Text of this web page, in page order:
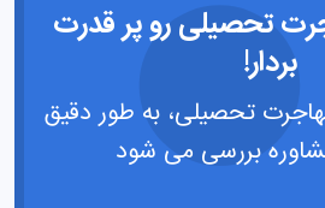
تحصیلی رو پر قدرت
بردار!
تحصیلی، به طور دقیق
بررسی می شود